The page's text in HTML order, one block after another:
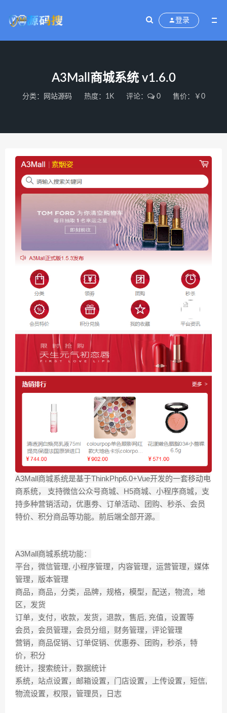
登录
A3Mall商城系统 v1.6.0
分类： 网站源码 热度：1K 评论： 0 售价：￥0
A3Mall商城系统是基于ThinkPhp6.0+Vue开发的一套移动电
商系统， 支持微信公众号商城、H5商城、小程序商城，支
持多种营销活动，优惠劵、订单活动、团购、秒杀、会员
特价、积分商品等功能。前后端全部开源。
A3Mall商城系统功能：
平台，微信管理, 小程序管理，内容管理，运营管理，媒体
管理，版本管理
商品，商品，分类，品牌，规格，模型，配送，物流，地
区，发货
订单，支付，收款，发货，退款，售后, 充值，设置等
会员，会员管理，会员分组，财务管理，评论管理
营销，商品促销、订单促销、优惠券、团购，秒杀，特
价，积分
统计，搜索统计，数据统计
系统，站点设置，邮箱设置，门店设置，上传设置，短信,
物流设置，权限，管理员，日志